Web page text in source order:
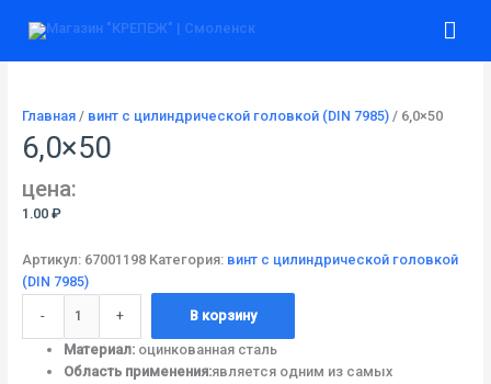
Главная/ винт с цилиндрической головкой (DIN 7985)/ 6,0×50
6,0×50
цена:
1.00 ₽
Артикул: 67001198 Категория: винт с цилиндрической головкой
(DIN 7985)
-
товара
+ В корзину
Материал:оцинкованная сталь
Область применения:является одним из самых